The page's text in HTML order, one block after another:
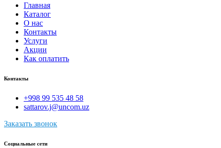
Главная
Каталог
О нас
Контакты
Услуги
Акции
Как оплатить
Контакты
+998 99 535 48 58
sattarov.j@uncom.uz
Заказать звонок
Социальные сети